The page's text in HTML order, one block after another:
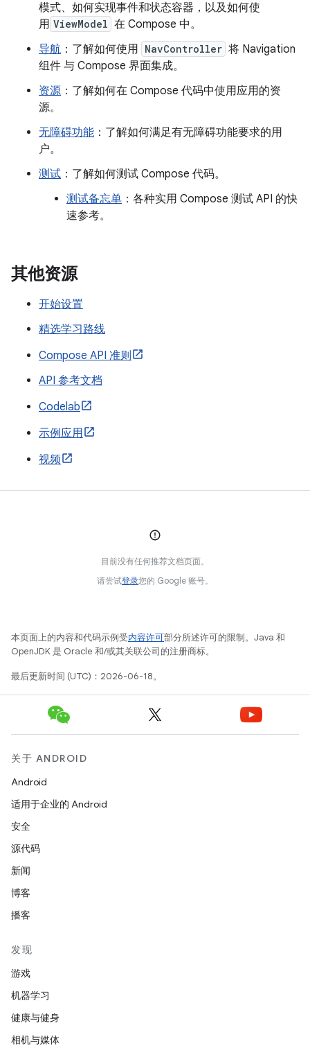
模式、如何实现事件和状态容器，以及如何使
用 ViewModel 在 Compose 中。
导航 ：了解如何使用 NavController 将 Navigation
组件 与 Compose 界面集成。
资源 ：了解如何在 Compose 代码中使用应用的资
源。
无障碍功能 ：了解如何满足有无障碍功能要求的用
户。
测试 ：了解如何测试 Compose 代码。
测试备忘单 ：各种实用 Compose 测试 API 的快
速参考。
其他资源
开始设置
精选学习路线
Compose API 准则
API 参考文档
Codelab
示例应用
视频
目前没有任何推荐文档页面。
请尝试登录您的 Google 账号。
本页面上的内容和代码示例受内容许可部分所述许可的限制。Java 和
OpenJDK 是 Oracle 和/或其关联公司的注册商标。
最后更新时间 (UTC)：2026-06-18。
关于 ANDROID
Android
适用于企业的 Android
安全
源代码
新闻
博客
播客
发现
游戏
机器学习
健康与健身
相机与媒体